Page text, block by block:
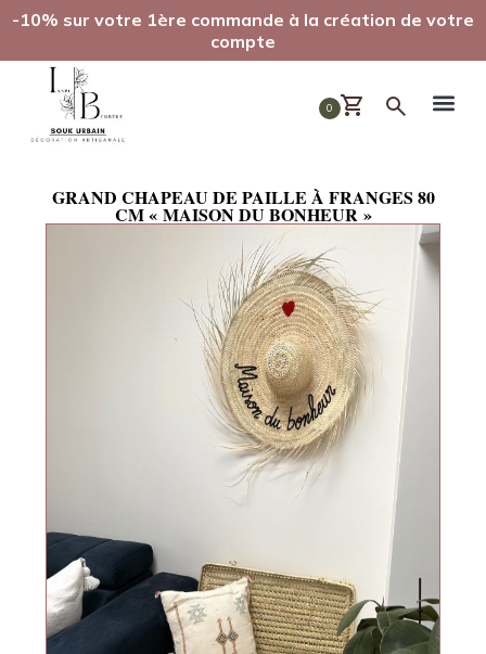
-10% sur votre 1ère commande à la création de votre
compte
0
GRAND CHAPEAU DE PAILLE À FRANGES 80
CM « MAISON DU BONHEUR »